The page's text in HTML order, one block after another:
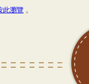
此瀏覽 。